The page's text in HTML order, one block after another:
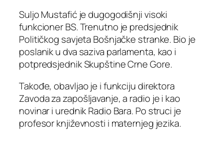
Suljo Mustafić je dugogodišnji visoki
funkcioner BS. Trenutno je predsjednik
Političkog savjeta Bošnjačke stranke. Bio je
poslanik u dva saziva parlamenta, kao i
potpredsjednik Skupštine Crne Gore.
Takođe, obavljao je i funkciju direktora
Zavoda za zapošljavanje, a radio je i kao
novinar i urednik Radio Bara. Po struci je
profesor književnosti i maternjeg jezika.